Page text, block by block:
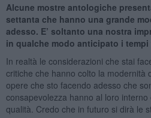
Alcune mostre antologiche
settanta che hanno una grande
adesso. E’ soltanto una nostra
in qualche modo anticipato i
In realtà le considerazioni che stai
critiche che hanno colto la modernità
opere che sto facendo adesso che
consapevolezza hanno al loro
qualità. Credo che in futuro si dirà le